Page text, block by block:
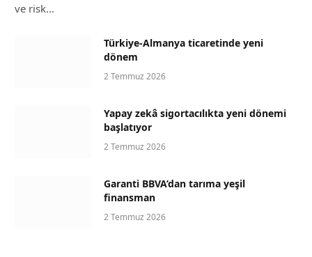
ve risk…
Türkiye-Almanya ticaretinde yeni
dönem
2 Temmuz 2026
Yapay zekâ sigortacılıkta yeni dönemi
başlatıyor
2 Temmuz 2026
Garanti BBVA’dan tarıma yeşil
finansman
2 Temmuz 2026